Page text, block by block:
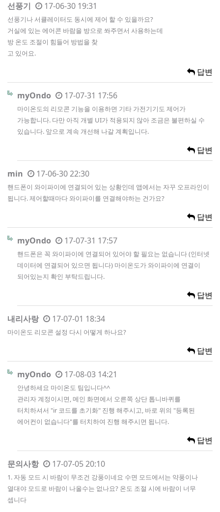
선풍기 17-06-30 19:31
선풍기나 서큘레이터도 동시에 제어 할 수 있을까요?
거실에 있는 에어콘 바람을 방으로 쏴주면서 사용하는데
방 온도 조절이 힘들어 방법을 찾
고 있어요.
답변
myOndo 17-07-31 17:56
마이온도의 리모콘 기능을 이용하면 기타 가전기기도 제어가
가능합니다. 다만 아직 개별 UI가 적용되지 않아 조금은 불편하실 수
있습니다. 앞으로 계속 개선해 나갈 계획입니다.
답변
min 17-06-30 22:30
핸드폰이 와이파이에 연결되어 있는 상황인데 앱에서는 자꾸 오프라인이
됩니다. 제어할때마다 와이파이를 연결해야하는 건가요?
답변
myOndo 17-07-31 17:57
핸드폰은 꼭 와이파이에 연결되어 있어야 할 필요는 없습니다 (인터넷
데이터에 연결되어 있으면 됩니다) 마이온도가 와이파이에 연결이
되어있는지 확인 부탁드립니다.
답변
내리사랑 17-07-01 18:34
마이온도 리모콘 설정 다시 어떻게 하나요?
답변
myOndo 17-08-03 14:21
안녕하세요 마이온도 팀입니다^^
관리자 계정이시면, 메인 화면에서 오른쪽 상단 톱니바퀴를
터치하셔서 "ir 코드를 초기화" 진행 해주시고, 바로 위의 "등록된
에어컨이 없습니다"를 터치하여 진행 해주시면 됩니다.
답변
문의사항 17-07-05 20:10
1. 자동 모드 시 바람이 무조건 강풍이네요 수면 모드에서는 약풍이나
열대야 모드로 바람이 나올수는 없나요? 온도 조절 시에 바람이 너무
셉니다